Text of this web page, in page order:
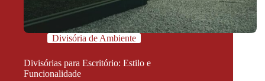
Divisória de Ambiente
Divisórias para Escritório: Estilo e
Funcionalidade